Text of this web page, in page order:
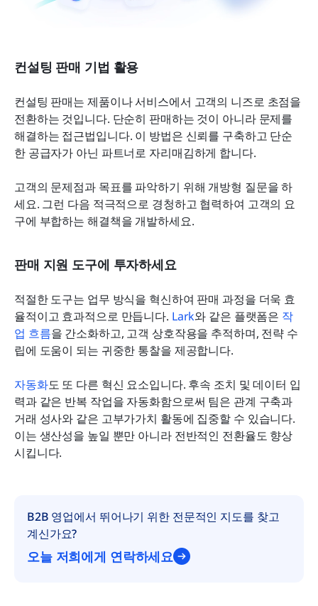
컨설팅 판매 기법 활용
컨설팅 판매는 제품이나 서비스에서 고객의 니즈로 초점을
전환하는 것입니다. 단순히 판매하는 것이 아니라 문제를
해결하는 접근법입니다. 이 방법은 신뢰를 구축하고 단순
한 공급자가 아닌 파트너로 자리매김하게 합니다.
고객의 문제점과 목표를 파악하기 위해 개방형 질문을 하
세요. 그런 다음 적극적으로 경청하고 협력하여 고객의 요
구에 부합하는 해결책을 개발하세요.
판매 지원 도구에 투자하세요
적절한 도구는 업무 방식을 혁신하여 판매 과정을 더욱 효
율적이고 효과적으로 만듭니다. Lark와 같은 플랫폼은 작
업 흐름을 간소화하고, 고객 상호작용을 추적하며, 전략 수
립에 도움이 되는 귀중한 통찰을 제공합니다.
자동화도 또 다른 혁신 요소입니다. 후속 조치 및 데이터 입
력과 같은 반복 작업을 자동화함으로써 팀은 관계 구축과
거래 성사와 같은 고부가가치 활동에 집중할 수 있습니다.
이는 생산성을 높일 뿐만 아니라 전반적인 전환율도 향상
시킵니다.
B2B 영업에서 뛰어나기 위한 전문적인 지도를 찾고
계신가요?
오늘 저희에게 연락하세요